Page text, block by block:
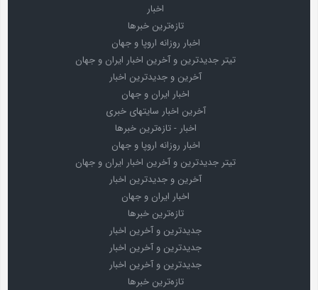
اخبار
تازه‌ترین خبرها
اخبار روزانه اروپا و جهان
تیتر جدیدترین و آخرین اخبار ایران و جهان
آخرین و جدیدترین اخبار
اخبار ایران و جهان
آخرین اخبار سایتهای خبری
اخبار - تازه‌ترین خبرها
اخبار روزانه اروپا و جهان
تیتر جدیدترین و آخرین اخبار ایران و جهان
آخرین و جدیدترین اخبار
اخبار ایران و جهان
تازه‌ترین خبرها
جدیدترین و آخرین اخبار
جدیدترین و آخرین اخبار
جدیدترین و آخرین اخبار
تازه‌ترین خبرها